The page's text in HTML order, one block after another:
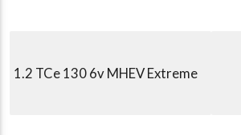
1.2 TCe 130 6v MHEV Extreme